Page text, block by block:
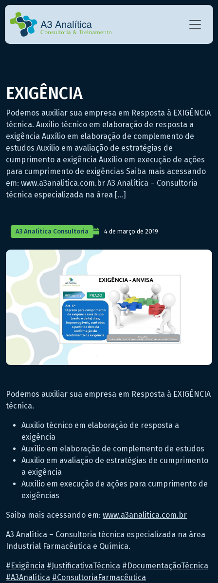
EXIGÊNCIA
Podemos auxiliar sua empresa em Resposta à EXIGÊNCIA
técnica. Auxilio técnico em elaboração de resposta a
exigência Auxílio em elaboração de complemento de
estudos Auxilio em avaliação de estratégias de
cumprimento a exigência Auxílio em execução de ações
para cumprimento de exigências Saiba mais acessando
em: www.a3analitica.com.br A3 Analítica – Consultoria
técnica especializada na área […]
A3 Analítica Consultoria 4 de março de 2019
Podemos auxiliar sua empresa em Resposta à EXIGÊNCIA
técnica.
Auxilio técnico em elaboração de resposta a
exigência
Auxílio em elaboração de complemento de estudos
Auxilio em avaliação de estratégias de cumprimento
a exigência
Auxílio em execução de ações para cumprimento de
exigências
Saiba mais acessando em: www.a3analitica.com.br
A3 Analítica – Consultoria técnica especializada na área
Industrial Farmacêutica e Química.
# Exigência #JustificativaTécnica # DocumentaçãoTécnica
#A3Analítica #ConsultoriaFarmacêutica